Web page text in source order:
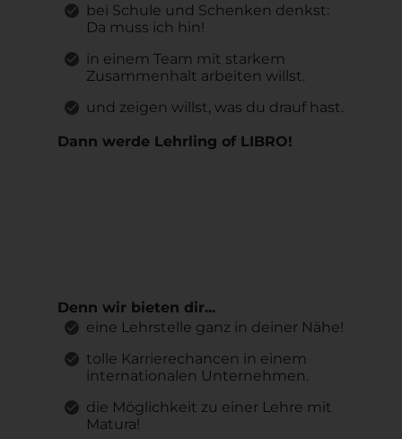
bei Schule und Schenken denkst:
Da muss ich hin!
in einem Team mit starkem
Zusammenhalt arbeiten willst.
und zeigen willst, was du drauf hast.
Dann werde Lehrling of LIBRO!
Denn wir bieten dir...
eine Lehrstelle ganz in deiner Nähe!
tolle Karrierechancen in einem
internationalen Unternehmen.
die Möglichkeit zu einer Lehre mit
Matura!